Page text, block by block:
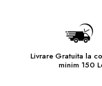
Livrare Gratuita la
minim 150